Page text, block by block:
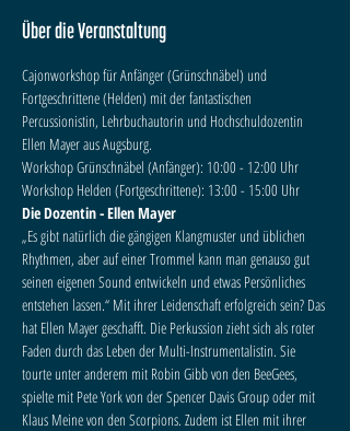
Über die Veranstaltung
Cajonworkshop für Anfänger (Grünschnäbel) und
Fortgeschrittene (Helden) mit der fantastischen
Percussionistin, Lehrbuchautorin und Hochschuldozentin
Ellen Mayer aus Augsburg.
Workshop Grünschnäbel (Anfänger): 10:00 - 12:00 Uhr
Workshop Helden (Fortgeschrittene): 13:00 - 15:00 Uhr
Die Dozentin - Ellen Mayer
„Es gibt natürlich die gängigen Klangmuster und üblichen
Rhythmen, aber auf einer Trommel kann man genauso gut
seinen eigenen Sound entwickeln und etwas Persönliches
entstehen lassen.“ Mit ihrer Leidenschaft erfolgreich sein? Das
hat Ellen Mayer geschafft. Die Perkussion zieht sich als roter
Faden durch das Leben der Multi-Instrumentalistin. Sie
tourte unter anderem mit Robin Gibb von den BeeGees,
spielte mit Pete York von der Spencer Davis Group oder mit
Klaus Meine von den Scorpions. Zudem ist Ellen mit ihrer